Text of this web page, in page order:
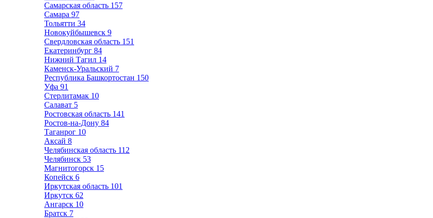
Самарская область 157
Самара 97
Тольятти 34
Новокуйбышевск 9
Свердловская область 151
Екатеринбург 84
Нижний Тагил 14
Каменск-Уральский 7
Республика Башкортостан 150
Уфа 91
Стерлитамак 10
Салават 5
Ростовская область 141
Ростов-на-Дону 84
Таганрог 10
Аксай 8
Челябинская область 112
Челябинск 53
Магнитогорск 15
Копейск 6
Иркутская область 101
Иркутск 62
Ангарск 10
Братск 7